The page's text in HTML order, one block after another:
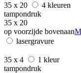
35 x 20
4 kleuren
tampondruk
35 x 20
op voorzijde bovenaan
lasergravure
35 x 4
1 kleur
tampondruk